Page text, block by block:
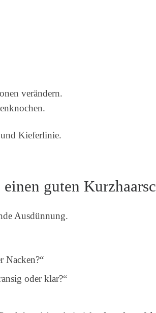
verändern.
Kieferlinie.
guten
Ausdünnung.
Nacken?“
oder klar?“